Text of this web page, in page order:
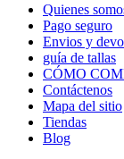
Quienes
Pago seguro
Envios y
guía de tallas
CÓMO
Contáctenos
Mapa del sitio
Tiendas
Blog